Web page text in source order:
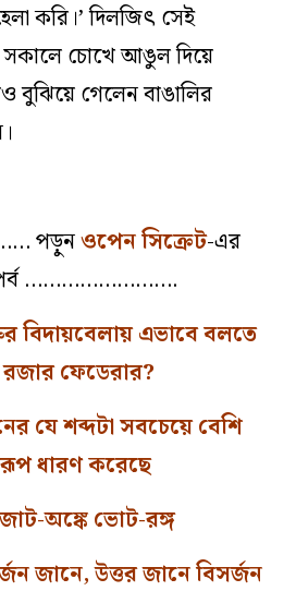
করি।’ দিলজিৎ সেই
সকালে চোখে আঙুল দিয়ে
বুঝিয়ে গেলেন বাঙালির
পড়ুনওপেন সিক্রেট-এর
পর্ব …………………….
বিদায়বেলায় এভাবে বলতে
ফেডেরার?
যে শব্দটা সবচেয়ে বেশি
ধারণ করেছে
অঙ্কে ভোট-রঙ্গ
জানে, উত্তর জানে বিসর্জন